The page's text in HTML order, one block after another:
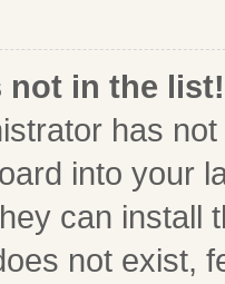
not in the list!
has
into your
can install
not exist,